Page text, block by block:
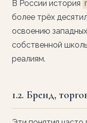
В России история
более трёх
освоению
собственной
реалиям.
1.2. Бренд,